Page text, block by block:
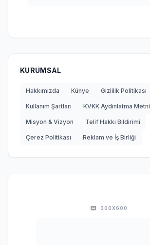
KURUMSAL
Hakkımızda Künye Gizlilik Politikası
Kullanım Şartları KVKK Aydınlatma Metni
Misyon & Vizyon Telif Hakkı Bildirimi
Çerez Politikası Reklam ve İş Birliği
300X600